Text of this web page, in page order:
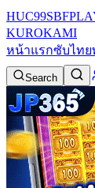
HUC99
KUROKAMI
หน้าแรกซับไทย
Search